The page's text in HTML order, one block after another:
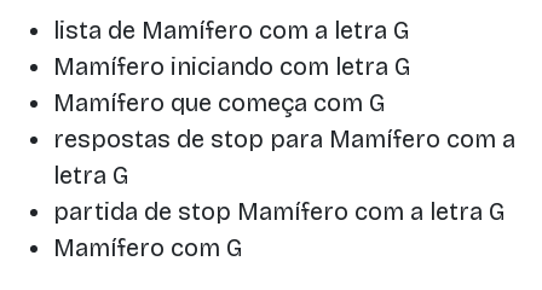
lista de Mamífero com a letra G
Mamífero iniciando com letra G
Mamífero que começa com G
respostas de stop para Mamífero com a
letra G
partida de stop Mamífero com a letra G
Mamífero com G